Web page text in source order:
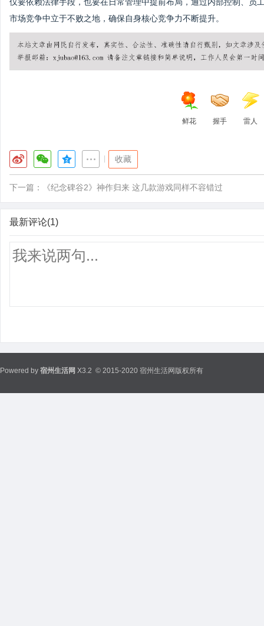
市场竞争中立于不败之地，确保自身核心竞争力不断提升。
鲜花 握手 雷人
收藏
下一篇： 《纪念碑谷2》神作归来 这几款游戏同样不容错过
最新评论(1)
Powered by 宿州生活网 X3.2 © 2015-2020 宿州生活网版权所有